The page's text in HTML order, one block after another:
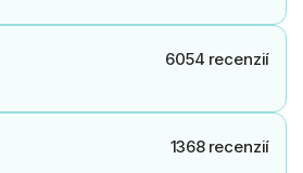
6054 recenzií
1368 recenzií